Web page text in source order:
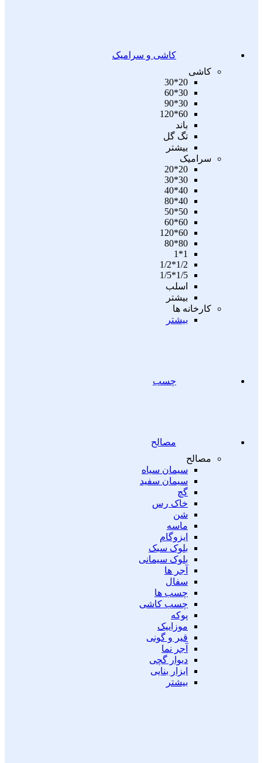
کاشی و سرامیک
کاشی
20*30
30*60
30*90
60*120
باند
تگ گل
بیشتر
سرامیک
20*20
30*30
40*40
40*80
50*50
60*60
60*120
80*80
1*1
1/2*1/2
1/5*1/5
اسلب
بیشتر
کارخانه ها
بیشتر
چسب
مصالح
مصالح
سیمان سیاه
سیمان سفید
گچ
خاک رس
شن
ماسه
ایزوگام
بلوک سبک
بلوک سیمانی
آجر ها
سفال
چسب ها
چسب کاشی
پوکه
موزاییک
قیر و گونی
آجر نما
دیوار گچی
ابزار بنایی
بیشتر